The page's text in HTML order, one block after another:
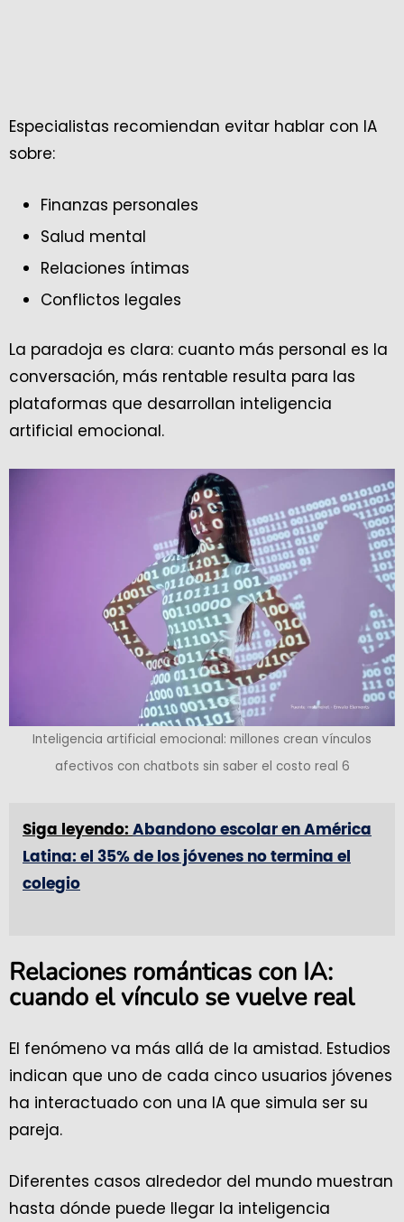
Especialistas recomiendan evitar hablar con IA
sobre:
Finanzas personales
Salud mental
Relaciones íntimas
Conflictos legales
La paradoja es clara: cuanto más personal es la
conversación, más rentable resulta para las
plataformas que desarrollan inteligencia
artificial emocional.
Inteligencia artificial emocional: millones crean vínculos
afectivos con chatbots sin saber el costo real 6
Siga leyendo: Abandono escolar en América
Latina: el 35% de los jóvenes no termina el
colegio
Relaciones románticas con IA:
cuando el vínculo se vuelve real
El fenómeno va más allá de la amistad. Estudios
indican que uno de cada cinco usuarios jóvenes
ha interactuado con una IA que simula ser su
pareja.
Diferentes casos alrededor del mundo muestran
hasta dónde puede llegar la inteligencia